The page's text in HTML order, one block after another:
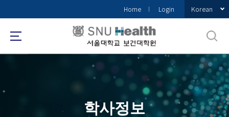
로
메
Home Login Korean
학사정보